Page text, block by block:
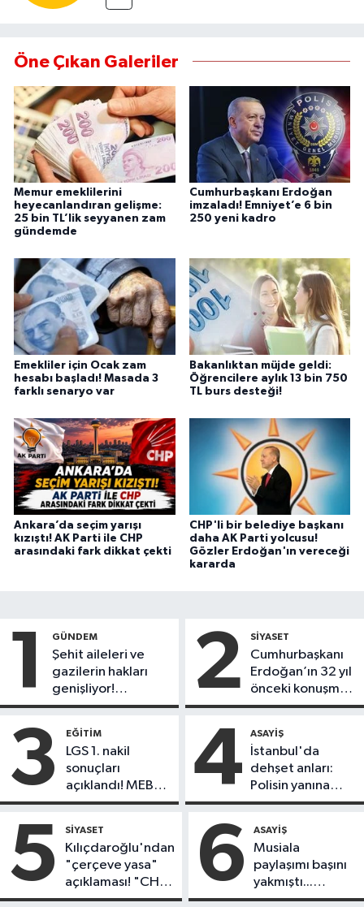
Öne Çıkan Galeriler
Memur emeklilerini
heyecanlandıran gelişme:
25 bin TL’lik seyyanen zam
gündemde
Cumhurbaşkanı Erdoğan
imzaladı! Emniyet’e 6 bin
250 yeni kadro
Emekliler için Ocak zam
hesabı başladı! Masada 3
farklı senaryo var
Bakanlıktan müjde geldi:
Öğrencilere aylık 13 bin 750
TL burs desteği!
Ankara’da seçim yarışı
kızıştı! AK Parti ile CHP
arasındaki fark dikkat çekti
CHP'li bir belediye başkanı
daha AK Parti yolcusu!
Gözler Erdoğan'ın vereceği
kararda
1 GÜNDEM
Şehit aileleri ve
gazilerin hakları
genişliyor!
Düzenleme
2 SIYASET
Cumhurbaşkanı
Erdoğan’ın 32 yıl
önceki konuşması
gün yüzüne çıktı!
dikkat çekti
3 EĞITIM
LGS 1. nakil
sonuçları
açıklandı! MEB
2026 LGS nakil
sorgulama ekranı
4 ASAYIŞ
İstanbul'da
dehşet anları:
Polisin yanına
soru sorma
bıçak çekti!
5 SIYASET
Kılıçdaroğlu'ndan
"çerçeve yasa"
açıklaması! "CHP
tereddütsüz
6 ASAYIŞ
Musiala
paylaşımı başını
yakmıştı...
Burhan Can Terzi